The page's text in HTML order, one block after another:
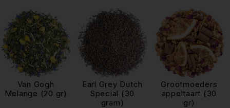
Van Gogh
Melange (20 gr)
Earl Grey Dutch
Special (30
gram)
Grootmoeders
appeltaart (30
gr)